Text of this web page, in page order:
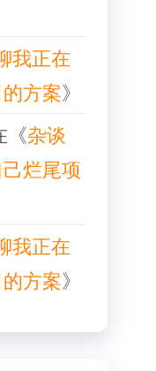
我正在
方案》
《杂谈
烂尾项
我正在
方案》